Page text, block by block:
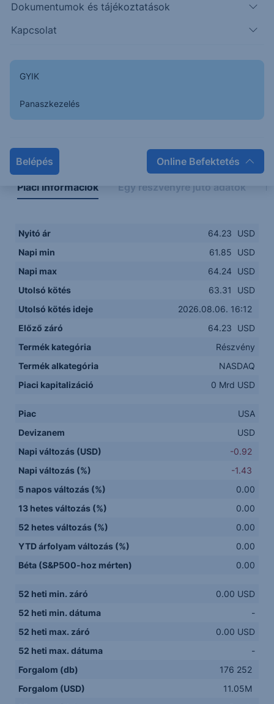
Dokumentumok és tájékoztatások
Kapcsolat
GYIK
Panaszkezelés
Belépés Online Befektetés
61.50
Napon belüli Historikus
Piaci információk Egy részvényre jutó adatok
Nyitó ár 64.23
USD
Napi min
61.85
USD
Napi max
64.24
USD
Utolsó kötés
63.31
USD
Utolsó kötés ideje
2026.08.06. 16:12
Előző záró
64.23
USD
Termék kategória
Részvény
Termék alkategória
NASDAQ
Piaci kapitalizáció
0 Mrd USD
Piac
USA
Devizanem
USD
Napi változás (USD)
-0.92
Napi változás (%)
-1.43
5 napos változás (%)
0.00
13 hetes változás (%)
0.00
52 hetes változás (%)
0.00
YTD árfolyam változás (%)
0.00
Béta (S&P500-hoz mérten)
0.00
52 heti min. záró
0.00 USD
52 heti min. dátuma
-
52 heti max. záró
0.00 USD
52 heti max. dátuma
-
Forgalom (db)
176 252
Forgalom (USD)
11.05M